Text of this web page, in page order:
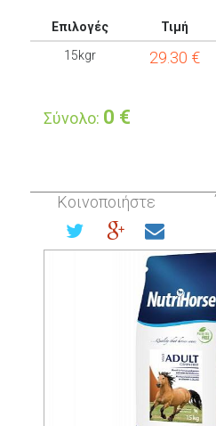
Επιλογές Τιμή
15kgr
29.30 €
Σύνολο: 0 €
Κοινοποιήστε